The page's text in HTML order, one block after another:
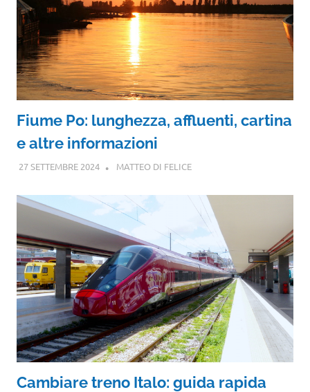
Fiume Po: lunghezza, affluenti, cartina
e altre informazioni
27 SETTEMBRE 2024 MATTEO DI FELICE
Cambiare treno Italo: guida rapida